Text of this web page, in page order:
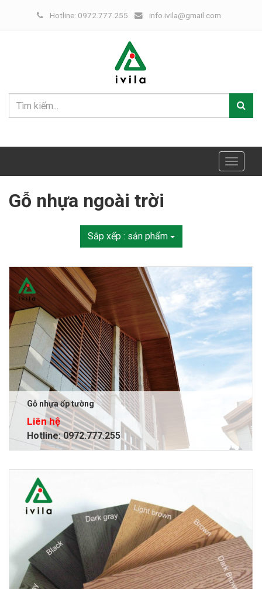
Hotline: 0972.777.255 info.ivila@gmail.com
Toggle
Gỗ nhựa ngoài trời
Sắp xếp : sản phẩm
Gỗ nhựa ốp tường
Liên hệ
Hotline: 0972.777.255